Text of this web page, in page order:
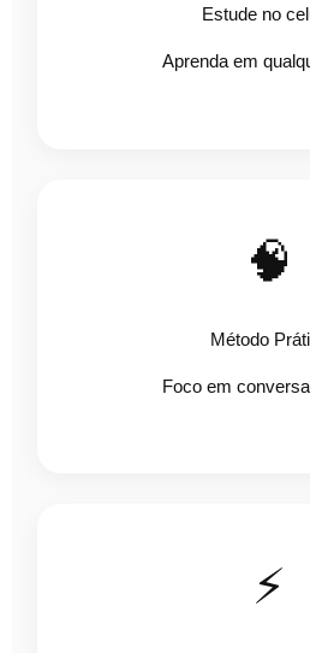
Estude no
Aprenda em
🧠
Método
Foco em
⚡